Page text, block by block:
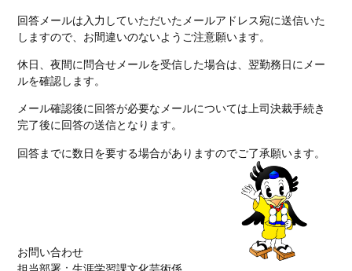
回答メールは入力していただいたメールアドレス宛に送信いた
しますので、お間違いのないようご注意願います。
休日、夜間に問合せメールを受信した場合は、翌勤務日にメー
ルを確認します。
メール確認後に回答が必要なメールについては上司決裁手続き
完了後に回答の送信となります。
回答までに数日を要する場合がありますのでご了承願います。
お問い合わせ